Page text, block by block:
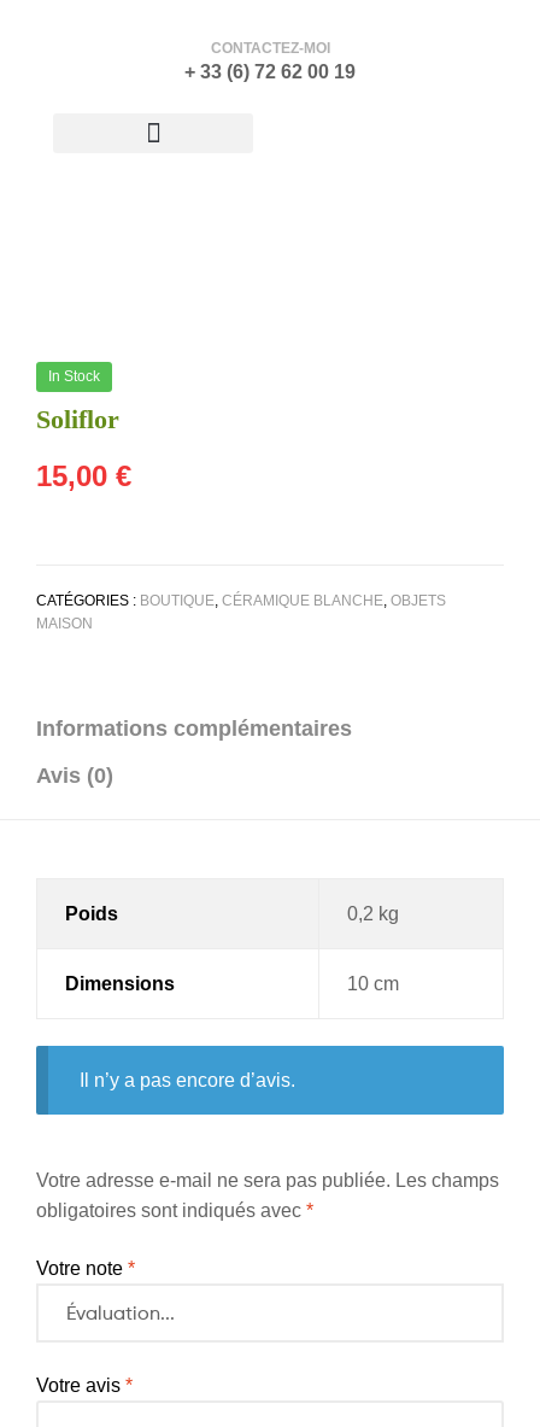
CONTACTEZ-MOI
+ 33 (6) 72 62 00 19
In Stock
Soliflor
15,00 €
CATÉGORIES : BOUTIQUE CÉRAMIQUE BLANCHE OBJETS
MAISON
Informations complémentaires
Avis (0)
Poids 0,2 kg
Dimensions 10 cm
Il n’y a pas encore d’avis.
Votre adresse e-mail ne sera pas publiée. Les champs
obligatoires sont indiqués avec *
Votre note *
Votre avis *